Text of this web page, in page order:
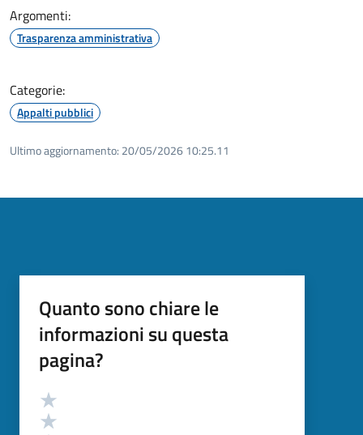
Argomenti:
Trasparenza amministrativa
Categorie:
Appalti pubblici
Ultimo aggiornamento: 20/05/2026 10:25.11
Quanto sono chiare le
informazioni su questa
pagina?
Valutazione